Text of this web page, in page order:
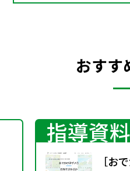
おすす
指導資料
［お